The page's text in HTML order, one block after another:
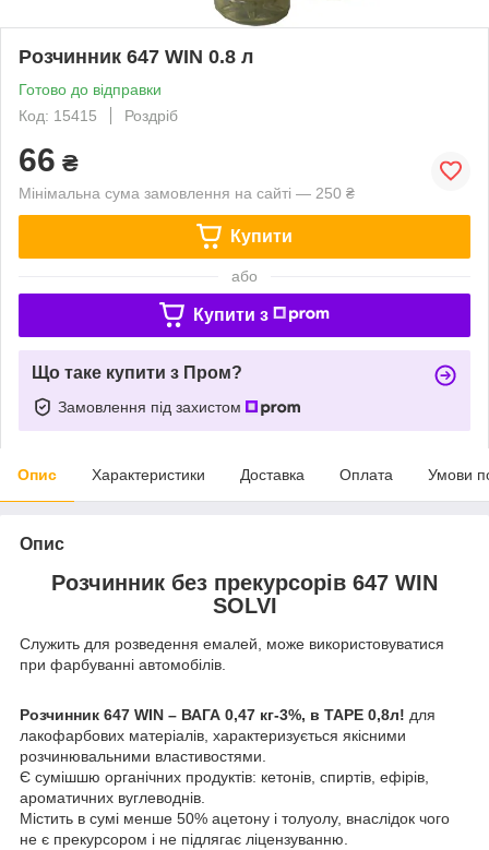
Розчинник 647 WIN 0.8 л
Готово до відправки
Код: 15415
Роздріб
66 ₴
Мінімальна сума замовлення на сайті — 250 ₴
Купити
або
Купити з
Що таке купити з Пром?
Замовлення під захистом
Опис Характеристики Доставка Оплата Умови
Опис
Розчинник без прекурсорів 647 WIN
SOLVI
Служить для розведення емалей, може використовуватися
при фарбуванні автомобілів.
Розчинник 647 WIN – ВАГА 0,47 кг-3%, в ТАРЕ 0,8л! для
лакофарбових матеріалів, характеризується якісними
розчинювальними властивостями.
Є сумішшю органічних продуктів: кетонів, спиртів, ефірів,
ароматичних вуглеводнів.
Містить в сумі менше 50% ацетону і толуолу, внаслідок чого
не є прекурсором і не підлягає ліцензуванню.